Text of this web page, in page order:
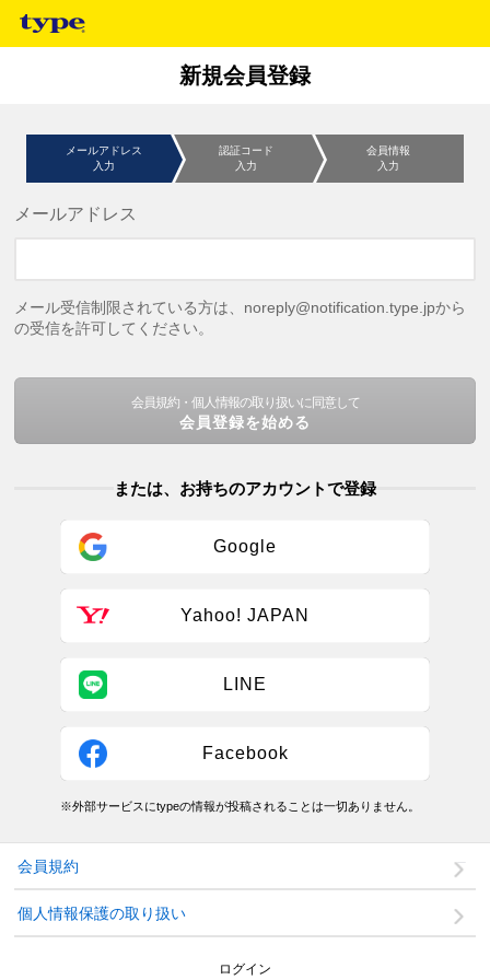
新規会員登録
メールアドレス
入力
認証コード
入力
会員情報
入力
メールアドレス
メール受信制限されている方は、noreply@notification.type.jpから
の受信を許可してください。
会員規約・個人情報の取り扱いに同意して
会員登録を始める
または、お持ちのアカウントで登録
Google
Yahoo! JAPAN
LINE
Facebook
※外部サービスにtypeの情報が投稿されることは一切ありません。
会員規約
個人情報保護の取り扱い
ログイン